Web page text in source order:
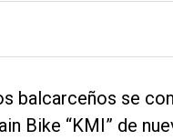
balcarceños se
Bike “KMI” de